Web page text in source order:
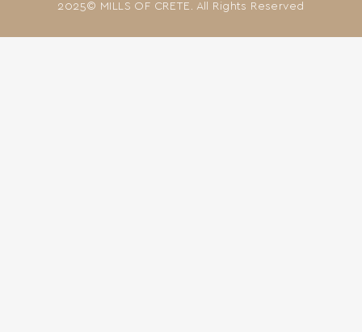
2025© MILLS OF CRETE. All Rights Reserved